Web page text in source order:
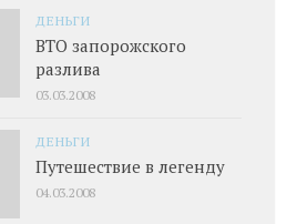
ДЕНЬГИ
ВТО запорожского
разлива
03.03.2008
ДЕНЬГИ
Путешествие в легенду
04.03.2008